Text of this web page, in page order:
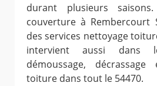
durant plusieurs
couverture à Rembercourt
des services nettoyage
intervient aussi dans
démoussage,
toiture dans tout le 54470.